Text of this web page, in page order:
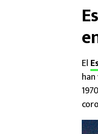
El